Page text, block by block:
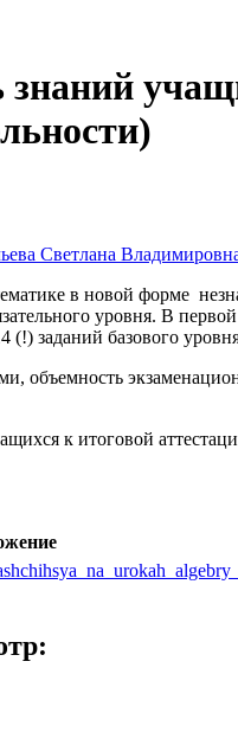
Светлана
в новой форме
уровня. В
заданий базового
объемность
к итоговой